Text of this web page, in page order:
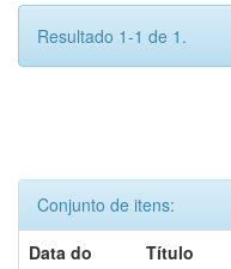
Resultado 1-1 de 1.
Conjunto de itens:
Data do
Título